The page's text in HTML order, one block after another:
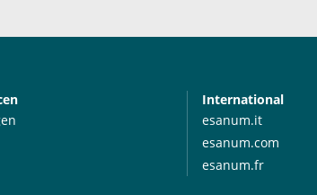
International
esanum.it
esanum.com
esanum.fr